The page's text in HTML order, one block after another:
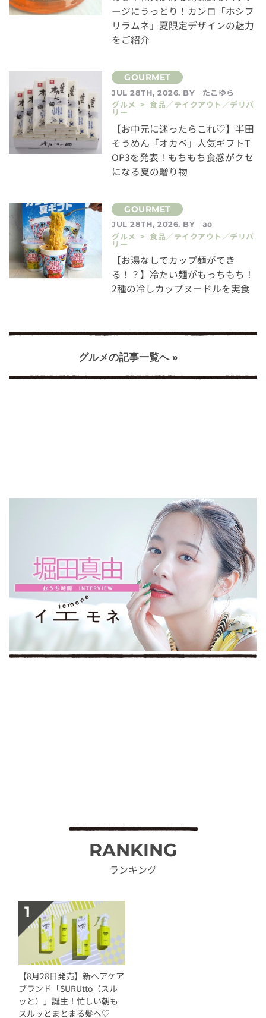
ージにうっとり！カンロ「ホシフ
リラムネ」夏限定デザインの魅力
をご紹介
JUL 28TH, 2026. BY
たこゆら
グルメ > 食品／テイクアウト／デリバ
リー
【お中元に迷ったらこれ♡】半田
そうめん「オカベ」人気ギフトT
OP3を発表！もちもち食感がクセ
になる夏の贈り物
JUL 28TH, 2026. BY
ao
グルメ > 食品／テイクアウト／デリバ
リー
【お湯なしでカップ麺ができ
る！？】冷たい麺がもっちもち！
2種の冷しカップヌードルを実食
グルメの記事一覧へ »
RANKING
ランキング
【8月28日発売】新ヘアケア
ブランド「SURUtto（スル
ッと）」誕生！忙しい朝も
スルッとまとまる髪へ♡